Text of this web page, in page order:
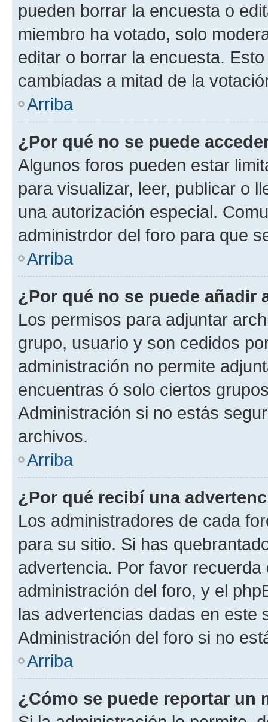
pueden borrar la encuesta o
miembro ha votado, solo
editar o borrar la encuesta.
cambiadas a mitad de la
Arriba
¿Por qué no se puede
Algunos foros pueden estar
para visualizar, leer, publicar o
una autorización especial.
administrdor del foro para que
Arriba
¿Por qué no se puede añadir
Los permisos para adjuntar
grupo, usuario y son cedidos
administración no permite
encuentras ó solo ciertos
Administración si no estás
archivos.
Arriba
¿Por qué recibí una
Los administradores de cada
para su sitio. Si has
advertencia. Por favor
administración del foro, y el
las advertencias dadas en este
Administración del foro si no
Arriba
¿Cómo se puede reportar un